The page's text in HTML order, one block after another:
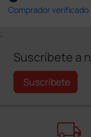
Comprador verificado
;
Suscríbete a
Suscríbete